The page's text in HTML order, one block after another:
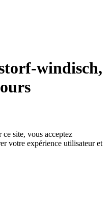
windisch,
site, vous acceptez
votre expérience utilisateur et